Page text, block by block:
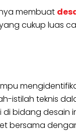
membuat
cukup luas
istilah teknis
bidang desain
bersama